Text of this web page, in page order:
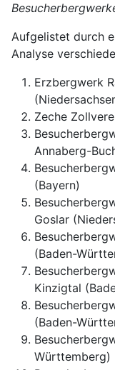
Aufgelistet durch
Analyse
Erzbergwerk
Zeche
Annaberg-
(Bayern)
Goslar
(Baden-
Kinzigtal
(Baden-
Württemberg)